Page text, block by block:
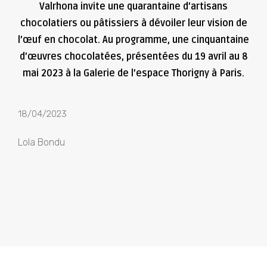
Valrhona invite une quarantaine d’artisans
chocolatiers ou pâtissiers à dévoiler leur vision de
l’œuf en chocolat. Au programme, une cinquantaine
d’œuvres chocolatées, présentées du 19 avril au 8
mai 2023 à la Galerie de l’espace Thorigny à Paris.
18/04/2023
Lola Bondu